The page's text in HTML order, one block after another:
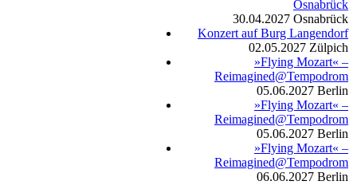
Osnabrück
30.04.2027 Osnabrück
Konzert auf Burg Langendorf
02.05.2027 Zülpich
»Flying Mozart« –
Reimagined@Tempodrom
05.06.2027 Berlin
»Flying Mozart« –
Reimagined@Tempodrom
05.06.2027 Berlin
»Flying Mozart« –
Reimagined@Tempodrom
06.06.2027 Berlin